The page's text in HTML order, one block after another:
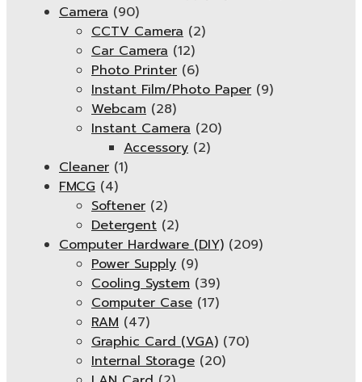
Camera (90)
CCTV Camera (2)
Car Camera (12)
Photo Printer (6)
Instant Film/Photo Paper (9)
Webcam (28)
Instant Camera (20)
Accessory (2)
Cleaner (1)
FMCG (4)
Softener (2)
Detergent (2)
Computer Hardware (DIY) (209)
Power Supply (9)
Cooling System (39)
Computer Case (17)
RAM (47)
Graphic Card (VGA) (70)
Internal Storage (20)